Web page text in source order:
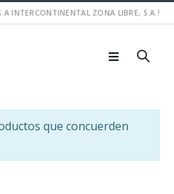
A INTERCONTINENTAL ZONA LIBRE, S.A.!
que concuerden